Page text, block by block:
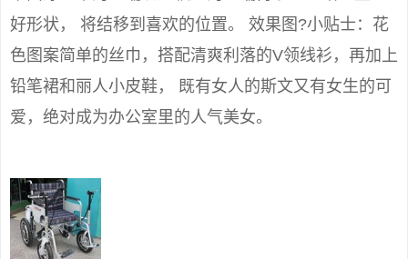
好形状， 将结移到喜欢的位置。 效果图?小贴士：花
色图案简单的丝巾，搭配清爽利落的V领线衫，再加上
铅笔裙和丽人小皮鞋， 既有女人的斯文又有女生的可
爱，绝对成为办公室里的人气美女。